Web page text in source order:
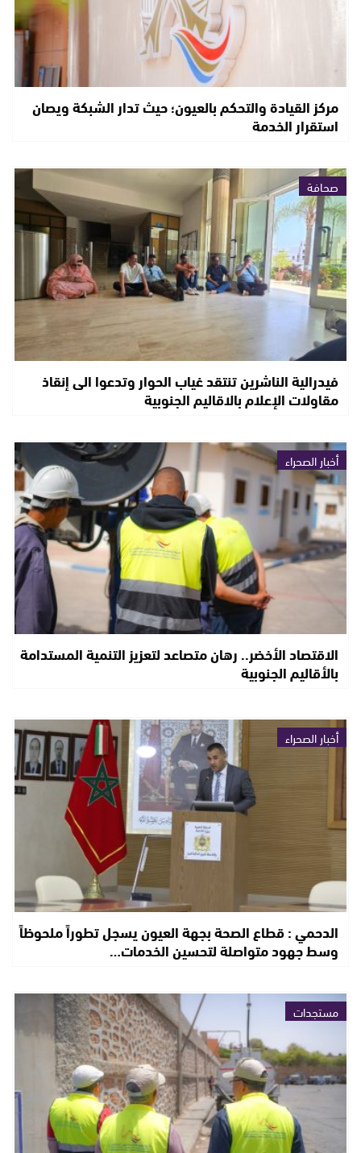
مركز القيادة والتحكم بالعيون؛ حيث تدار الشبكة ويصان
استقرار الخدمة
صحافة
فيدرالية الناشرين تنتقد غياب الحوار وتدعوا الى إنقاذ
مقاولات الإعلام بالاقاليم الجنوبية
أخبار الصحراء
الاقتصاد الأخضر.. رهان متصاعد لتعزيز التنمية المستدامة
بالأقاليم الجنوبية
أخبار الصحراء
الدحمي : قطاع الصحة بجهة العيون يسجل تطوراً ملحوظاً
وسط جهود متواصلة لتحسين الخدمات…
مستجدات